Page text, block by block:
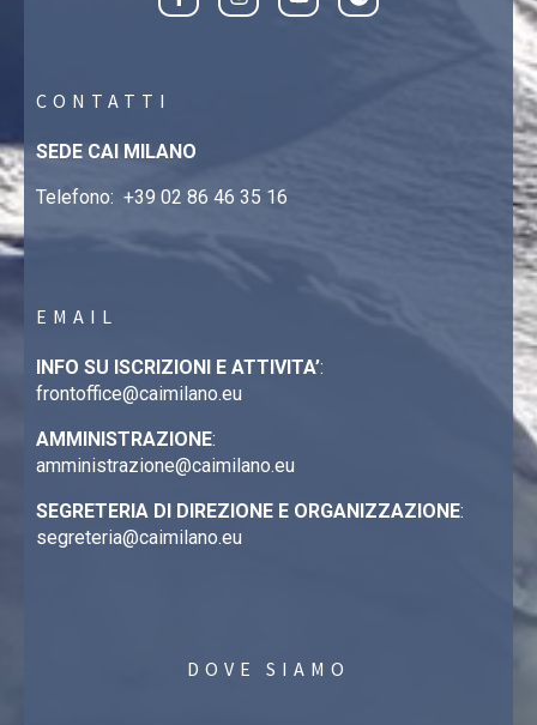
CONTATTI
SEDE CAI MILANO
Telefono: +39 02 86 46 35 16
EMAIL
INFO SU ISCRIZIONI E ATTIVITA’:
frontoffice@caimilano.eu
AMMINISTRAZIONE:
amministrazione@caimilano.eu
SEGRETERIA DI DIREZIONE E ORGANIZZAZIONE:
segreteria@caimilano.eu
DOVE SIAMO